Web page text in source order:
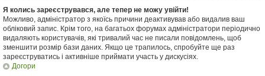
Я колись зареєструвався, але тепер не можу увійти!
Можливо, адміністратор з якоїсь причини деактивував або видалив ваш
обліковий запис. Крім того, на багатьох форумах адміністратори періодично
видаляють користувачів, які тривалий час не писали повідомлень, щоб
зменшити розмір бази даних. Якщо це трапилось, спробуйте ще раз
зареєструватись і активніше приймати участь у дискусіях.
Догори